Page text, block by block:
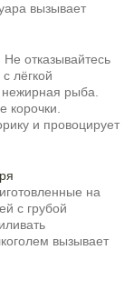
вызывает
отказывайтесь
лёгкой
рыба.
корочки.
и провоцирует
на
с грубой
вызывает